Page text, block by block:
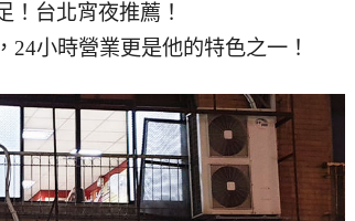
！台北宵夜推薦！
小時營業更是他的特色之一！